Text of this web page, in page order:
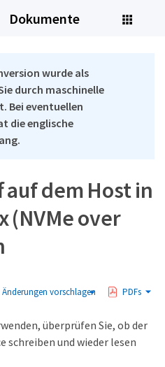
Dokumente
wurde als
durch maschinelle
Bei eventuellen
die englische
dem Host in
(NVMe over
Änderungen vorschlagen PDFs
überprüfen Sie, ob der
schreiben und wieder lesen